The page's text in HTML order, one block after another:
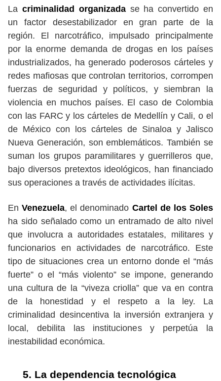
La criminalidad organizadase ha convertido en
un factor desestabilizador en gran parte de la
región. El narcotráfico, impulsado principalmente
por la enorme demanda de drogas en los países
industrializados, ha generado poderosos cárteles y
redes mafiosas que controlan territorios, corrompen
fuerzas de seguridad y políticos, y siembran la
violencia en muchos países. El caso de Colombia
con las FARC y los cárteles de Medellín y Cali, o el
de México con los cárteles de Sinaloa y Jalisco
Nueva Generación, son emblemáticos. También se
suman los grupos paramilitares y guerrilleros que,
bajo diversos pretextos ideológicos, han financiado
sus operaciones a través de actividades ilícitas.
EnVenezuela, el denominado Cartel de los Soles
ha sido señalado como un entramado de alto nivel
que involucra a autoridades estatales, militares y
funcionarios en actividades de narcotráfico. Este
tipo de situaciones crea un entorno donde el “más
fuerte” o el “más violento” se impone, generando
una cultura de la “viveza criolla” que va en contra
de la honestidad y el respeto a la ley. La
criminalidad desincentiva la inversión extranjera y
local, debilita las instituciones y perpetúa la
inestabilidad económica.
5. La dependencia tecnológica